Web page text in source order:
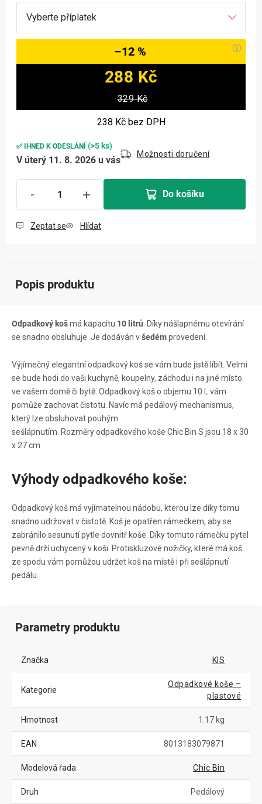
329 Kč
–12 %
288 Kč
238 Kčbez DPH
✅ IHNED K ODESLÁNÍ (>5 ks)
V úterý 11. 8. 2026 u vás
Možnosti doručení
Do košíku
Zeptat se Hlídat
Popis produktu
Odpadkový košmá kapacitu 10 litrů . Díky nášlapnému otevírání
se snadno obsluhuje. Je dodáván všedémprovedení.
Výjímečný elegantní odpadkový koš se vám bude jistě líbít. Velmi
se bude hodi do vaši kuchyně, koupelny, záchodu i na jiné místo
ve vašem domě či bytě. Odpadkový koš o objemu 10 L vám
pomůže zachovat čistotu. Navíc má pedálový mechanismus,
který lze obsluhovat pouhým
sešlápnutím. Rozměry odpadkového koše Chic Bin S jsou 18 x 30
x 27 cm.
Výhody odpadkového koše:
Odpadkový koš má vyjímatelnou nádobu, kterou lze díky tomu
snadno udržovat v čistotě. Koš je opatřen rámečkem, aby se
zabránilo sesunutí pytle dovnitř koše. Díky tomuto rámečku pytel
pevně drží uchycený v koši. Protiskluzové nožičky, které má koš
ze spodu vám pomůžou udržet koš na místě i při sešlápnutí
pedálu.
Parametry produktu
Značka KIS
Kategorie
Odpadkové koše –
plastové
Hmotnost 1.17 kg
EAN 8013183079871
Modelová řada Chic Bin
Druh Pedálový